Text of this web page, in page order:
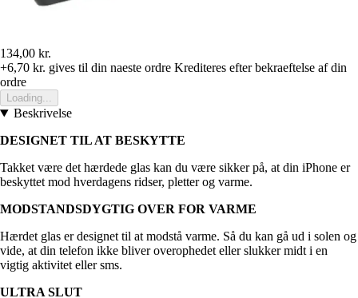
134,00 kr.
+6,70 kr. gives til din naeste ordre Krediteres efter bekraeftelse af din
ordre
Loading...
Beskrivelse
DESIGNET TIL AT BESKYTTE
Takket være det hærdede glas kan du være sikker på, at din iPhone er
beskyttet mod hverdagens ridser, pletter og varme.
MODSTANDSDYGTIG OVER FOR VARME
Hærdet glas er designet til at modstå varme. Så du kan gå ud i solen og
vide, at din telefon ikke bliver overophedet eller slukker midt i en
vigtig aktivitet eller sms.
ULTRA SLUT